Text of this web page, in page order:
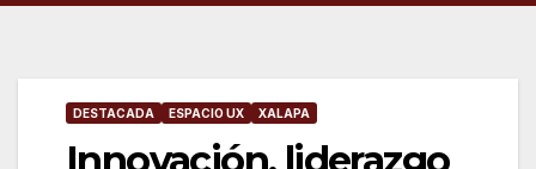
DESTACADA ESPACIO UX XALAPA